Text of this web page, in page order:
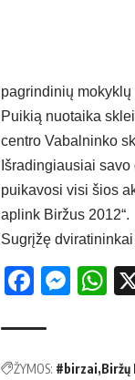
pagrindinių
Puikią nuotaika
centro Vabalninko
Išradingiausiai
puikavosi visi šios
aplink Biržus 2012“.
Sugrįžę
ŽYMOS: #birzai Biržų